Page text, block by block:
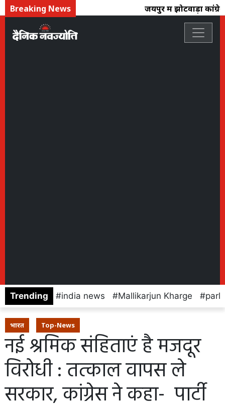
Breaking News जयपुर में झोटवाड़ा
Trending india news Mallikarjun Kharge
भारत Top-News
नई श्रमिक संहिताएं है मजदूर
विरोधी : तत्काल वापस ले
सरकार, कांग्रेस ने कहा- पार्टी